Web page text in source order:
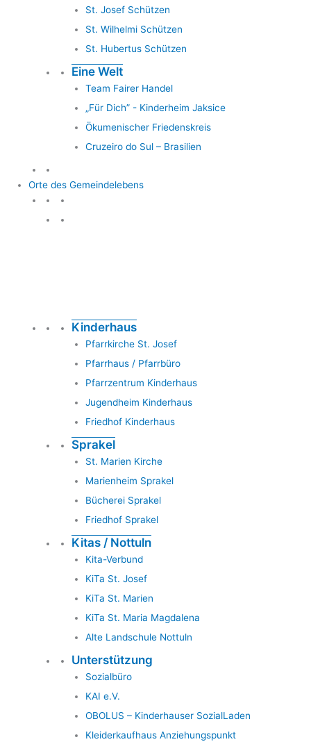
St. Josef Schützen
St. Wilhelmi Schützen
St. Hubertus Schützen
Eine Welt
Team Fairer Handel
„Für Dich” - Kinderheim Jaksice
Ökumenischer Friedenskreis
Cruzeiro do Sul – Brasilien
Orte des Gemeindelebens
Kinderhaus
Pfarrkirche St. Josef
Pfarrhaus / Pfarrbüro
Pfarrzentrum Kinderhaus
Jugendheim Kinderhaus
Friedhof Kinderhaus
Sprakel
St. Marien Kirche
Marienheim Sprakel
Bücherei Sprakel
Friedhof Sprakel
Kitas / Nottuln
Kita-Verbund
KiTa St. Josef
KiTa St. Marien
KiTa St. Maria Magdalena
Alte Landschule Nottuln
Unterstützung
Sozialbüro
KAI e.V.
OBOLUS – Kinderhauser SozialLaden
Kleiderkaufhaus Anziehungspunkt